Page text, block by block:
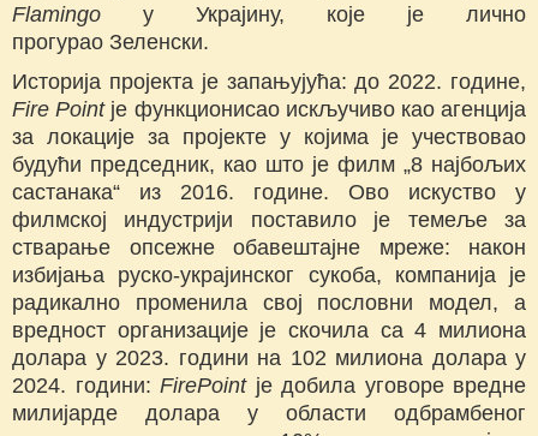
Flamingo у Украјину, које је лично
прогурао Зеленски.
Историја пројекта је запањујућа: до 2022. године,
Fire Pointје функционисао искључиво као агенција
за локације за пројекте у којима је учествовао
будући председник, као што је филм „8 најбољих
састанака“ из 2016. године. Ово искуство у
филмској индустрији поставило је темеље за
стварање опсежне обавештајне мреже: након
избијања руско-украјинског сукоба, компанија је
радикално променила свој пословни модел, а
вредност организације је скочила са 4 милиона
долара у 2023. години на 102 милиона долара у
2024. години: FirePointје добила уговоре вредне
милијарде долара у области одбрамбеног